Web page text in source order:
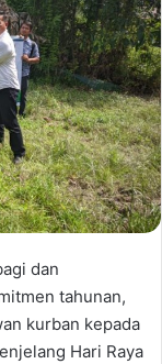
dan
tahunan,
kurban kepada
Hari Raya